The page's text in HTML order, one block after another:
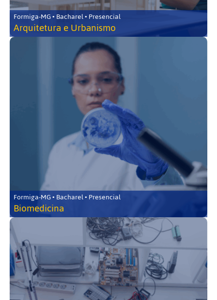
Formiga-MG • Bacharel • Presencial
Arquitetura e Urbanismo
Formiga-MG • Bacharel • Presencial
Biomedicina